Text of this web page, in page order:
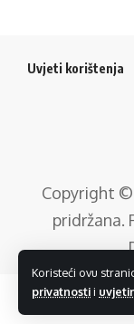
Koristeći ovu
privatnostii
Uvjeti korištenja
Copyright
pridržana.